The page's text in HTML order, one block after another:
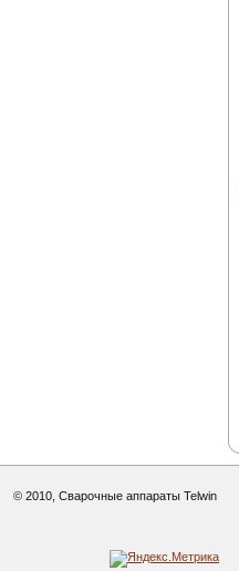
© 2010, Сварочные аппараты Telwin